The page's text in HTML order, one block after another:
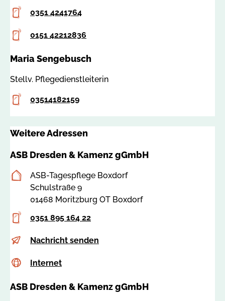
Telefon
0351 4241764
Mobilfunknummer
0151 42212836
Maria Sengebusch
Stellv. Pflegedienstleiterin
Telefon
03514182159
Weitere Adressen
ASB Dresden & Kamenz gGmbH
Postanschrift
ASB-Tagespflege Boxdorf
Schulstraße 9
01468 Moritzburg OT Boxdorf
Telefon
0351 895 164 22
t
-
o
Nachricht senden
Internet
c
s
Internet
ASB Dresden & Kamenz gGmbH